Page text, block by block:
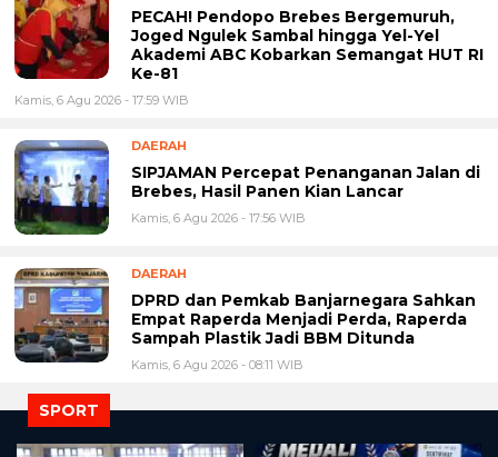
PECAH! Pendopo Brebes Bergemuruh,
Joged Ngulek Sambal hingga Yel-Yel
Akademi ABC Kobarkan Semangat HUT RI
Ke-81
Kamis, 6 Agu 2026 - 17:59 WIB
DAERAH
SIPJAMAN Percepat Penanganan Jalan di
Brebes, Hasil Panen Kian Lancar
Kamis, 6 Agu 2026 - 17:56 WIB
DAERAH
DPRD dan Pemkab Banjarnegara Sahkan
Empat Raperda Menjadi Perda, Raperda
Sampah Plastik Jadi BBM Ditunda
Kamis, 6 Agu 2026 - 08:11 WIB
SPORT